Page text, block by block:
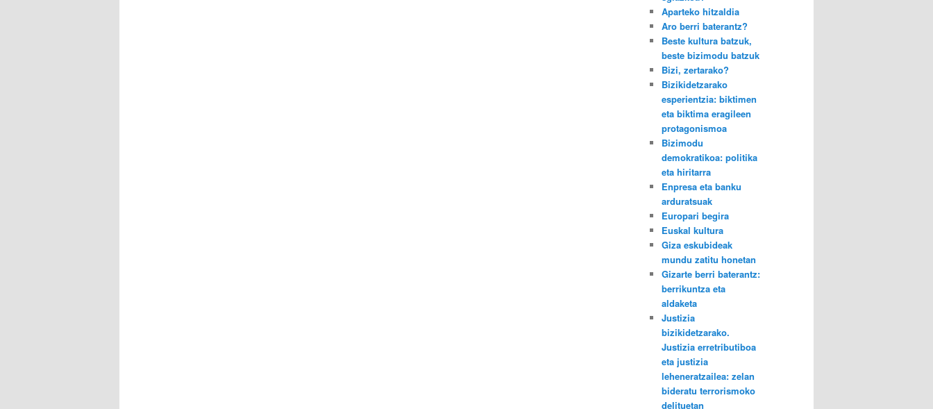
Aparteko hitzaldia
Aro berri baterantz?
Beste kultura batzuk,
beste bizimodu batzuk
Bizi, zertarako?
Bizikidetzarako
esperientzia: biktimen
eta biktima eragileen
protagonismoa
Bizimodu
demokratikoa: politika
eta hiritarra
Enpresa eta banku
arduratsuak
Europari begira
Euskal kultura
Giza eskubideak
mundu zatitu honetan
Gizarte berri baterantz:
berrikuntza eta
aldaketa
Justizia
bizikidetzarako.
Justizia erretributiboa
eta justizia
leheneratzailea: zelan
bideratu terrorismoko
delituetan